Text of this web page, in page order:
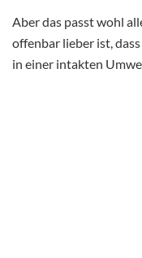
Aber das passt wohl
offenbar lieber ist,
in einer intakten